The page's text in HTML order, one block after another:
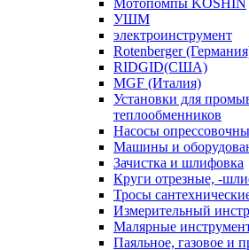
Мотопомпы KOSHIN
УШМ
электроинструмент
Rotenberger
RIDGID(США)
MGF (Италия)
Установки для
теплообменников
Насосы
Машины и
Зачистка и шлифовка
Круги отрезные, -
Тросы
Измерительный
Малярные
Паяльное, газовое и